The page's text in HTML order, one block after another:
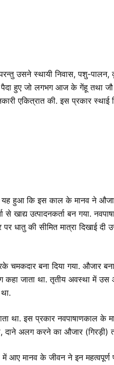
उसने स्थायी निवास, पशु-पालन,
हुए जो लगभग आज के गेंहू तथा
एकित्रात की. इस प्रकार
यह हुआ कि इस काल के मानव ने
खाद्य उत्पादनकर्ता बन गया.
धातु की सीमित मात्रा दिखाई
चमकदार बना दिया गया. औजार
जाता था. तृतीय अवस्था में उस
था. इस प्रकार नवपाषाणकाल के
दाने अलग करने का औजार (गिरड़ी)
मानव के जीवन ने इन महत्वपूर्ण